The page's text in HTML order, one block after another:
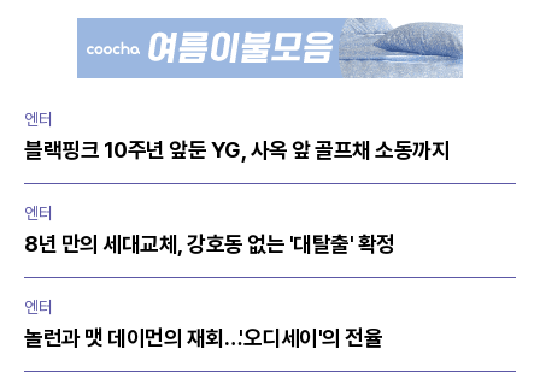
엔터
블랙핑크 10주년 앞둔 YG, 사옥 앞 골프채 소동까지
엔터
8년 만의 세대교체, 강호동 없는 '대탈출' 확정
엔터
놀런과 맷 데이먼의 재회…'오디세이'의 전율